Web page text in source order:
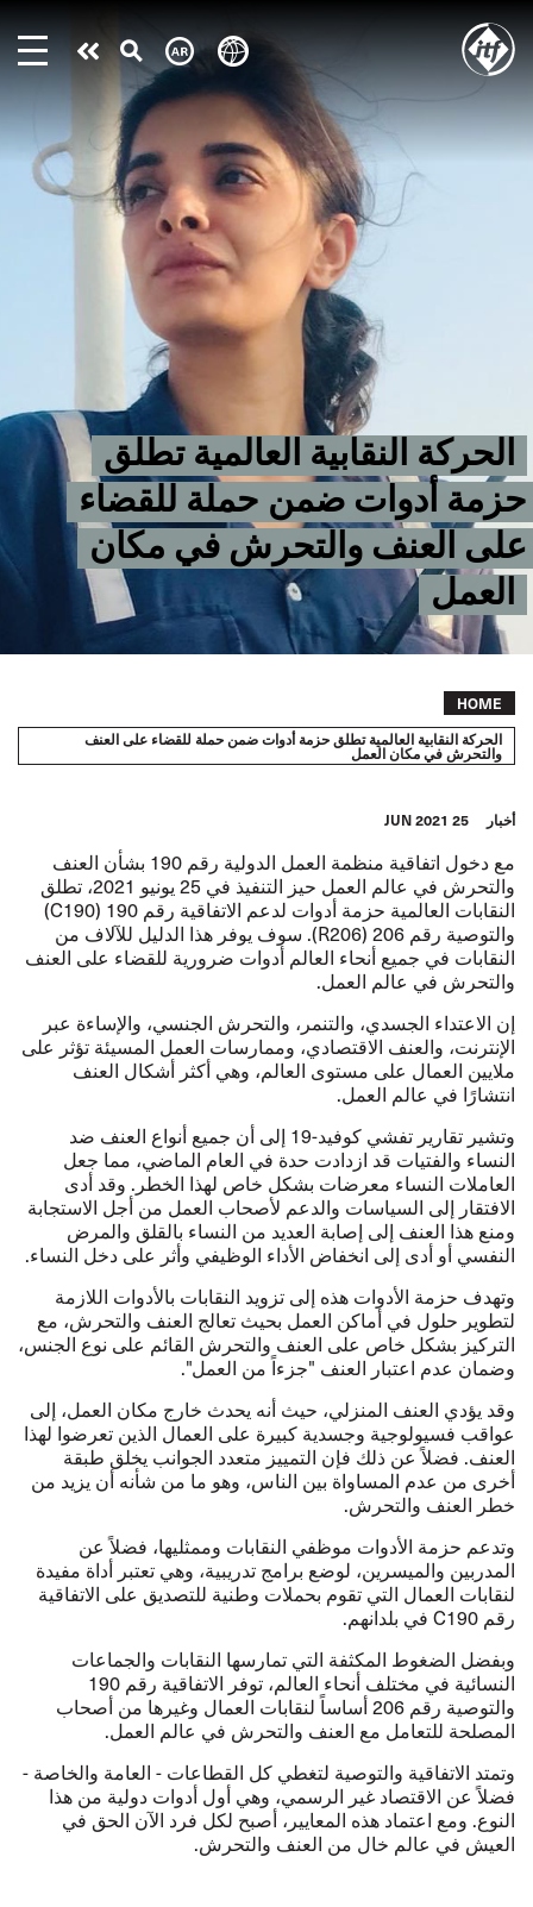
main
content
الحركة النقابية العالمية تطلق
حزمة أدوات ضمن حملة للقضاء
على العنف والتحرش في مكان
العمل
Take
action
Breadcrumb
HOME
الحركة النقابية العالمية تطلق حزمة أدوات ضمن حملة للقضاء على العنف
والتحرش في مكان العمل
أخبار 25 JUN 2021
مع دخول اتفاقية منظمة العمل الدولية رقم 190 بشأن العنف
والتحرش في عالم العمل حيز التنفيذ في 25 يونيو 2021، تطلق
النقابات العالمية حزمة أدوات لدعم الاتفاقية رقم 190 (C190)
والتوصية رقم 206 (R206). سوف يوفر هذا الدليل للآلاف من
النقابات في جميع أنحاء العالم أدوات ضرورية للقضاء على العنف
والتحرش في عالم العمل.
إن الاعتداء الجسدي، والتنمر، والتحرش الجنسي، والإساءة عبر
الإنترنت، والعنف الاقتصادي، وممارسات العمل المسيئة تؤثر على
ملايين العمال على مستوى العالم، وهي أكثر أشكال العنف
انتشارًا في عالم العمل.
وتشير تقارير تفشي كوفيد-19 إلى أن جميع أنواع العنف ضد
النساء والفتيات قد ازدادت حدة في العام الماضي، مما جعل
العاملات النساء معرضات بشكل خاص لهذا الخطر. وقد أدى
الافتقار إلى السياسات والدعم لأصحاب العمل من أجل الاستجابة
ومنع هذا العنف إلى إصابة العديد من النساء بالقلق والمرض
النفسي أو أدى إلى انخفاض الأداء الوظيفي وأثر على دخل النساء.
وتهدف حزمة الأدوات هذه إلى تزويد النقابات بالأدوات اللازمة
لتطوير حلول في أماكن العمل بحيث تعالج العنف والتحرش، مع
التركيز بشكل خاص على العنف والتحرش القائم على نوع الجنس،
وضمان عدم اعتبار العنف "جزءاً من العمل".
وقد يؤدي العنف المنزلي، حيث أنه يحدث خارج مكان العمل، إلى
عواقب فسيولوجية وجسدية كبيرة على العمال الذين تعرضوا لهذا
العنف. فضلاً عن ذلك فإن التمييز متعدد الجوانب يخلق طبقة
أخرى من عدم المساواة بين الناس، وهو ما من شأنه أن يزيد من
خطر العنف والتحرش.
وتدعم حزمة الأدوات موظفي النقابات وممثليها، فضلاً عن
المدربين والميسرين، لوضع برامج تدريبية، وهي تعتبر أداة مفيدة
لنقابات العمال التي تقوم بحملات وطنية للتصديق على الاتفاقية
رقم C190 في بلدانهم.
وبفضل الضغوط المكثفة التي تمارسها النقابات والجماعات
النسائية في مختلف أنحاء العالم، توفر الاتفاقية رقم 190
والتوصية رقم 206 أساساً لنقابات العمال وغيرها من أصحاب
المصلحة للتعامل مع العنف والتحرش في عالم العمل.
وتمتد الاتفاقية والتوصية لتغطي كل القطاعات - العامة والخاصة -
فضلاً عن الاقتصاد غير الرسمي، وهي أول أدوات دولية من هذا
النوع. ومع اعتماد هذه المعايير، أصبح لكل فرد الآن الحق في
العيش في عالم خال من العنف والتحرش.